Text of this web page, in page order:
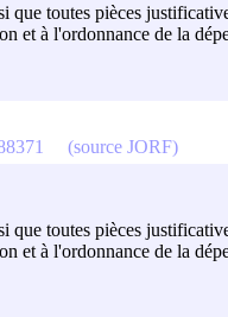
toutes pièces
et à l'ordonnance de la
toutes pièces
et à l'ordonnance de la
(source JORF)